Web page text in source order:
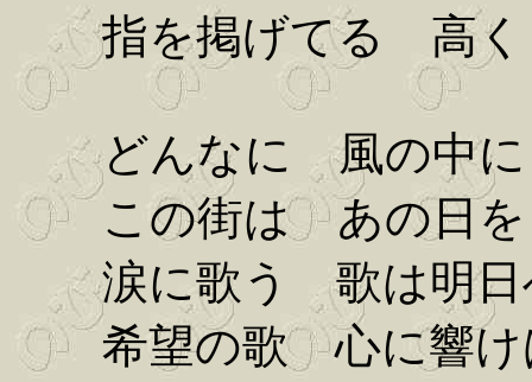
指を掲げてる 高く
どんなに 風の中に
この街は あの日を
涙に歌う 歌は明日
希望の歌 心に響け